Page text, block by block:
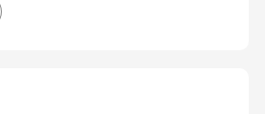
正互联给出的几点分享看法...